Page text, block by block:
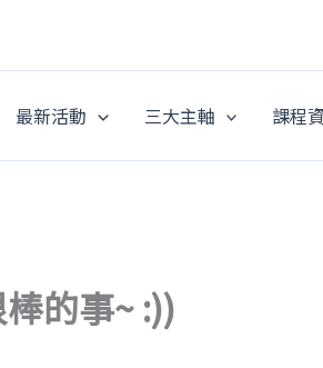
最新活動 三大主軸 課程
的事~ :))